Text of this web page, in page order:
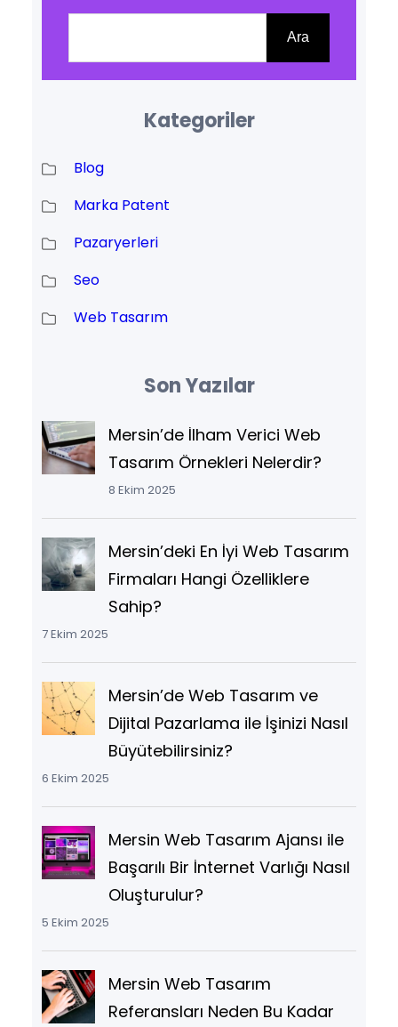
Ara
Ara
Kategoriler
Blog
Marka Patent
Pazaryerleri
Seo
Web Tasarım
Son Yazılar
Mersin’de İlham Verici Web
Tasarım Örnekleri Nelerdir?
8 Ekim 2025
Mersin’deki En İyi Web Tasarım
Firmaları Hangi Özelliklere
Sahip?
7 Ekim 2025
Mersin’de Web Tasarım ve
Dijital Pazarlama ile İşinizi Nasıl
Büyütebilirsiniz?
6 Ekim 2025
Mersin Web Tasarım Ajansı ile
Başarılı Bir İnternet Varlığı Nasıl
Oluşturulur?
5 Ekim 2025
Mersin Web Tasarım
Referansları Neden Bu Kadar